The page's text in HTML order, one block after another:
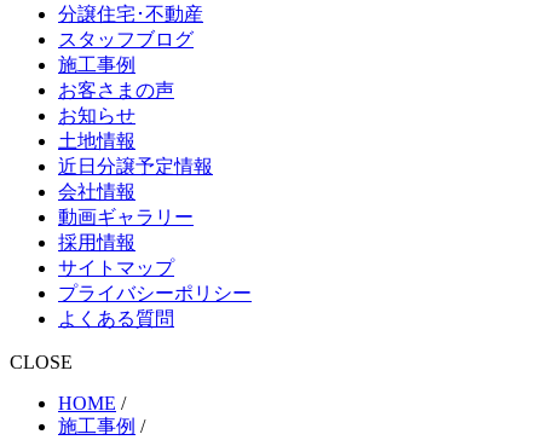
分譲住宅･不動産
スタッフブログ
施工事例
お客さまの声
お知らせ
土地情報
近日分譲予定情報
会社情報
動画ギャラリー
採用情報
サイトマップ
プライバシーポリシー
よくある質問
CLOSE
HOME /
施工事例 /